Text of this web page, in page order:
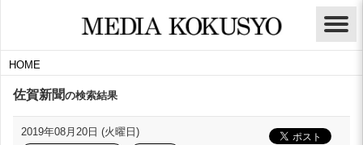
HOME
佐賀新聞の検索結果
2019年08月20日 (火曜日)